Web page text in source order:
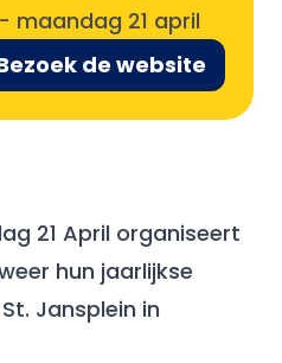
- maandag 21 april
de website
21 April organiseert
hun jaarlijkse
Jansplein in